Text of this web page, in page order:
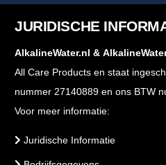
JURIDISCHE
AlkalineWater.nl &
All Care Products en staat
nummer 27140889 en ons BTW
Voor meer informatie:
Juridische Informatie